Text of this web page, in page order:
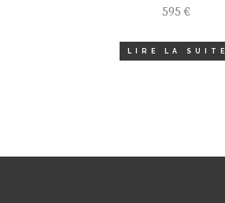
595 €
LIRE LA SUITE